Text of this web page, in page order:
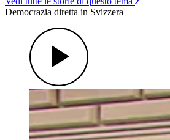
Democrazia diretta in Svizzera